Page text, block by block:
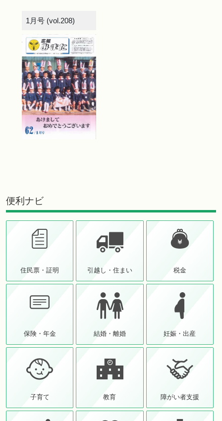
1月号 (vol.208)
便利ナビ
住民票・証明 引越し・住まい 税金
保険・年金 結婚・離婚 妊娠・出産
子育て 教育 障がい者支援